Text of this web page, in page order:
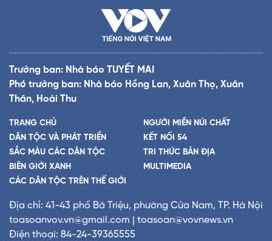
Trưởng ban: Nhà báo TUYẾT MAI
Phó trưởng ban: Nhà báo Hồng Lan, Xuân Thọ, Xuân
Thân, Hoài Thu
TRANG CHỦ
DÂN TỘC VÀ PHÁT TRIỂN
SẮC MÀU CÁC DÂN TỘC
BIÊN GIỚI XANH
CÁC DÂN TỘC TRÊN THẾ GIỚI
NGƯỜI MIỀN NÚI CHẤT
KẾT NỐI 54
TRI THỨC BẢN ĐỊA
MULTIMEDIA
Địa chỉ: 41-43 phố Bà Triệu, phường Cửa Nam, TP. Hà Nội
toasoanvov.vn@gmail.com | toasoan@vovnews.vn
Điện thoại: 84-24-39365555